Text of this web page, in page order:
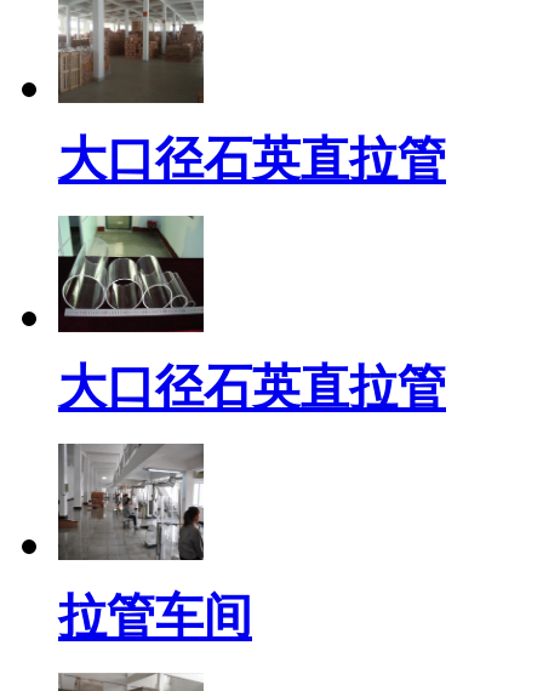
大口径石英直拉管
大口径石英直拉管
拉管车间